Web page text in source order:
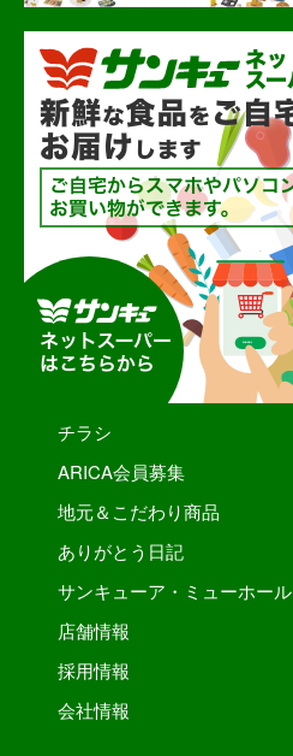
チラシ
ARICA会員募集
地元＆こだわり商品
ありがとう日記
サンキューア・ミューホール
店舗情報
採用情報
会社情報